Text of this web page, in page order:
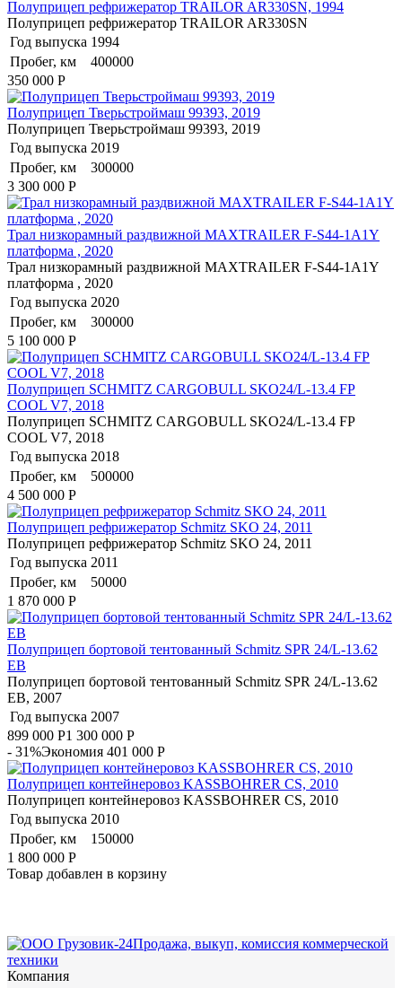
Полуприцеп рефрижератор TRAILOR AR330SN, 1994
Полуприцеп рефрижератор TRAILOR AR330SN
Год выпуска 1994
Пробег, км
400000
350 000 Р
Полуприцеп Тверьстроймаш 99393, 2019
Полуприцеп Тверьстроймаш 99393, 2019
Год выпуска 2019
Пробег, км
300000
3 300 000 Р
Трал низкорамный раздвижной MAXTRAILER F-S44-1A1Y
платформа , 2020
Трал низкорамный раздвижной MAXTRAILER F-S44-1A1Y
платформа , 2020
Год выпуска 2020
Пробег, км
300000
5 100 000 Р
Полуприцеп SCHMITZ CARGOBULL SKO24/L-13.4 FP
COOL V7, 2018
Полуприцеп SCHMITZ CARGOBULL SKO24/L-13.4 FP
COOL V7, 2018
Год выпуска 2018
Пробег, км
500000
4 500 000 Р
Полуприцеп рефрижератор Schmitz SKO 24, 2011
Полуприцеп рефрижератор Schmitz SKO 24, 2011
Год выпуска 2011
Пробег, км
50000
1 870 000 Р
Полуприцеп бортовой тентованный Schmitz SPR 24/L-13.62
EB
Полуприцеп бортовой тентованный Schmitz SPR 24/L-13.62
EB, 2007
Год выпуска 2007
899 000 Р1 300 000 Р
- 31%Экономия 401 000 Р
Полуприцеп контейнеровоз KASSBOHRER CS, 2010
Полуприцеп контейнеровоз KASSBOHRER CS, 2010
Год выпуска 2010
Пробег, км
150000
1 800 000 Р
Товар добавлен в корзину
Продажа, выкуп, комиссия коммерческой
техники
Компания